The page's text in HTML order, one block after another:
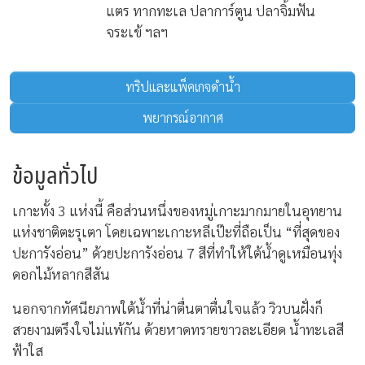
แตร ทากทะเล ปลาการ์ตูน ปลาจิ้มฟัน
จระเข้ ฯลฯ
ทริปและแพ็คเกจดำน้ำ
พยากรณ์อากาศ
ข้อมูลทั่วไป
เกาะทั้ง 3 แห่งนี้ คือส่วนหนึ่งของหมู่เกาะมากมายในอุทยาน
แห่งชาติตะรุเตา โดยเฉพาะเกาะหลีเป๊ะที่ถือเป็น “ที่สุดของ
ปะการังอ่อน” ด้วยปะการังอ่อน 7 สีที่ทำให้ใต้น้ำดูเหมือนทุ่ง
ดอกไม้หลากสีสัน
นอกจากทัศนียภาพใต้น้ำที่น่าตื่นตาตื่นใจแล้ว วิวบนฝั่งก็
สวยงามตรึงใจไม่แพ้กัน ด้วยหาดทรายขาวละเอียด น้ำทะเลสี
ฟ้าใส